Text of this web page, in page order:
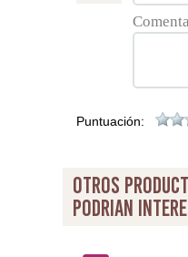
Puntuación:
otros
podrian